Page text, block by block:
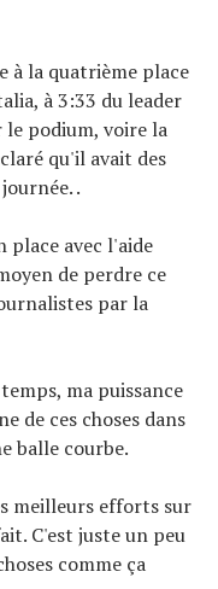
à la quatrième place
à 3:33 du leader
podium, voire la
qu'il avait des
.
place avec l'aide
de perdre ce
par la
ma puissance
de ces choses dans
balle courbe.
meilleurs efforts sur
C'est juste un peu
comme ça